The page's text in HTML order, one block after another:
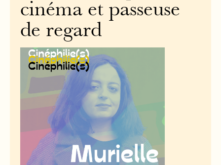
cinéma et passeuse
de regard